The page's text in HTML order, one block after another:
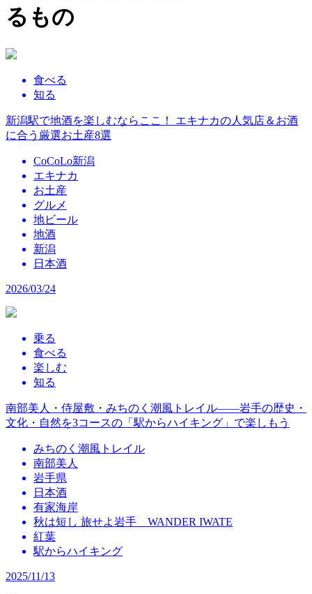
るもの
食べる
知る
新潟駅で地酒を楽しむならここ！ エキナカの人気店＆お酒
に合う厳選お土産8選
CoCoLo新潟
エキナカ
お土産
グルメ
地ビール
地酒
新潟
日本酒
2026/03/24
乗る
食べる
楽しむ
知る
南部美人・侍屋敷・みちのく潮風トレイル――岩手の歴史・
文化・自然を3コースの「駅からハイキング」で楽しもう
みちのく潮風トレイル
南部美人
岩手県
日本酒
有家海岸
秋は短し 旅せよ岩手 WANDER IWATE
紅葉
駅からハイキング
2025/11/13